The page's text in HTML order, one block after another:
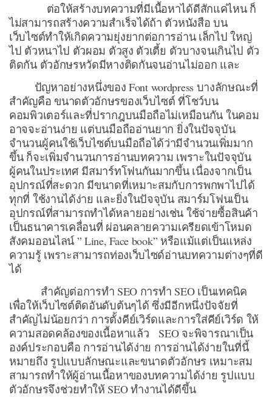
ต่อให้สร้างบทความที่มีเนื้อหาได้ดีสักแค่ไหน ก็
ไม่สามารถสร้างความสำเร็จได้ถ้า ตัวหนังสือ บน
เว็บไซต์ทำให้เกิดความยุ่งยากต่อการอ่าน เล็กไป ใหญ่
ไป ตัวหนาไป ตัวผอม ตัวสูง ตัวเตี้ย ตัวบางจนเกินไป ตัว
ติดกัน ตัวอักษรหวัดมีหางติดกันจนอ่านไม่ออก และ
ปัญหาอย่างหนึ่งของ Font wordpress บางลักษณะที่
สำคัญคือ ขนาดตัวอักษรของเว็บไซต์ ที่โชว์บน
คอมพิวเตอร์และที่ปรากฎบนมือถือไม่เหมือนกัน ในคอม
อาจจะอ่านง่าย แต่บนมือถืออ่านยาก ยิ่งในปัจจุบัน
จำนวนผู้คนใช้เว็บไซต์บนมือถือได้ว่ามีจำนวนเพิ่มมาก
ขึ้น ก็จะเพิ่มจำนวนการอ่านบทความ เพราะในปัจจุบัน
ผู้คนในประเทศ มีสมาร์ทโฟนกันมากขึ้น เนื่องจากเป็น
อุปกรณ์ที่สะดวก มีขนาดที่เหมาะสมกับการพกพาไปได้
ทุกที่ ใช้งานได้ง่าย และยิ่งในปัจจุบัน สมาร์มโฟนเป็น
อุปกรณ์ที่สามารถทำได้หลายอย่างเช่น ใช้จ่ายซื้อสินค้า
เป็นธนาคารเคลื่อนที่ ผ่อนคลายความเครียดเข้าโหมด
สังคมออนไลน์ ” Line, Face book” หรือแม้แต่เป็นแหล่ง
ความรู้ เพราะสามารถท่องเว็บไซด์อ่านบทความต่างๆที่ดี
ได้
สำคัญต่อการทำ SEO การทำ SEO เป็นเทคนิค
เพื่อให้เว็บไซต์ติดอันดับต้นๆได้ ซึ่งมีอีกหนึ่งปัจจัยที่
สำคัญไม่น้อยกว่า การตั้งคีย์เวิร์ดและการใส่คีย์เวิร์ด ให้
ความสอดคล้องของเนื้อหาแล้ว SEO จะพิจารณาเป็น
องค์ประกอบคือ การอ่านได้ง่าย การอ่านได้ง่ายในที่นี้
หมายถึง รูปแบบลักษณะและขนาดตัวอักษร เหมาะสม
สามารถทำให้ผู้อ่านเนื้อหาของบทความได้ง่าย รูปแบบ
ตัวอักษรจึงช่วยทำให้ SEO ทำงานได้ดีขึ้น